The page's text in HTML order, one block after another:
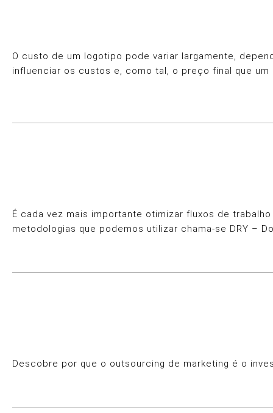
O custo de um logotipo pode variar largamente,
influenciar os custos e, como tal, o preço final que um
É cada vez mais importante otimizar fluxos de
metodologias que podemos utilizar chama-se DRY –
Descobre por que o outsourcing de marketing é o